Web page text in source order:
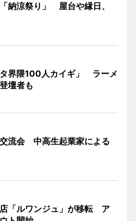
納涼祭り」 屋台や縁日、
界隈100人カイギ」 ラーメ
壇者も
流会 中高生起業家による
「ルワンジュ」が移転 ア